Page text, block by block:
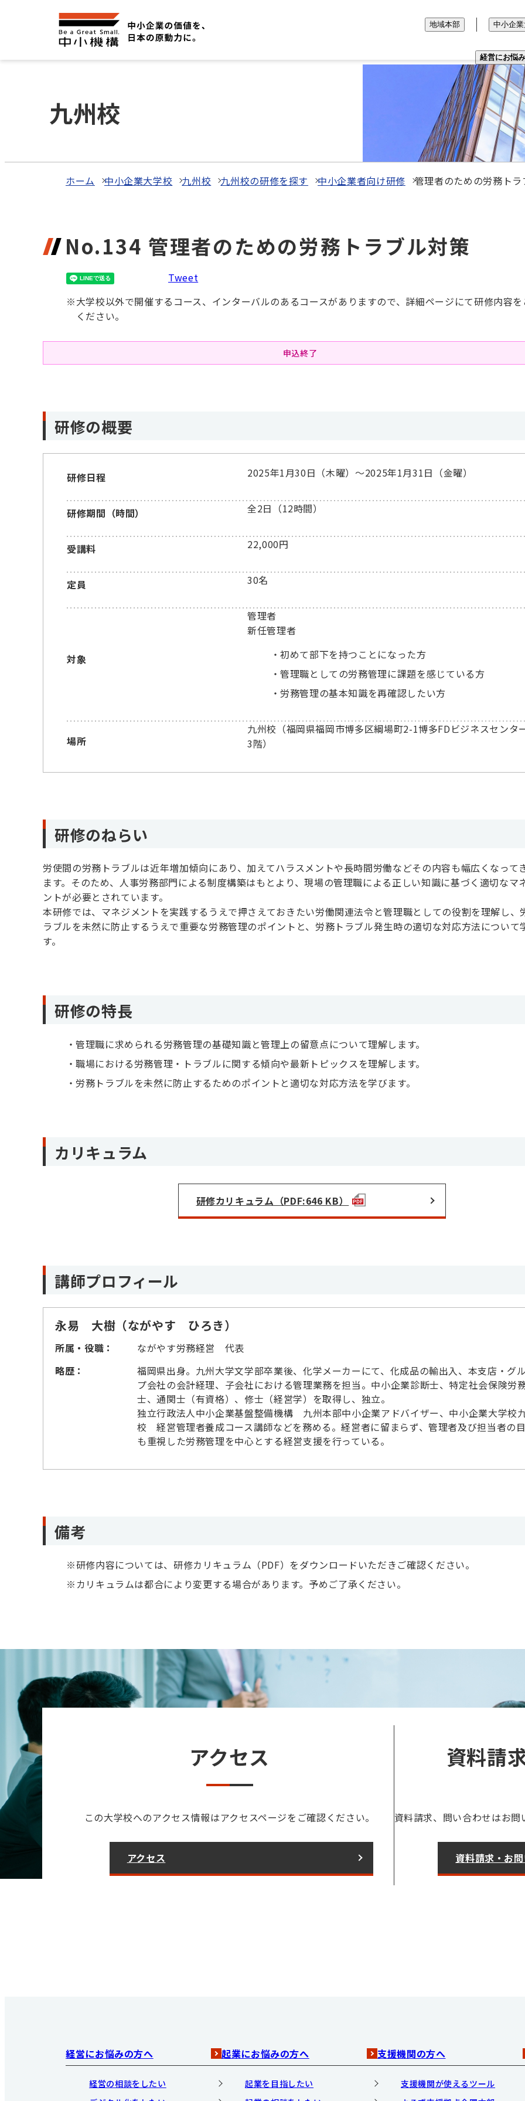
経営にお悩
地域本部 中小企
九州校
ホーム 中小企業大学校 九州校 九州校の研修を探す 中小企業者向け研修 管理者のための労務トラ
No.134 管理者のための労務トラブル対策
Tweet
※大学校以外で開催するコース、インターバルのあるコースがありますので、詳細ページにて研修内容
ください。
申込終了
研修の概要
研修日程 2025年1月30日（木曜）〜2025年1月31日（金曜）
研修期間（時間） 全2日（12時間）
受講料 22,000円
定員 30名
対象
管理者
新任管理者
初めて部下を持つことになった方
管理職としての労務管理に課題を感じている方
労務管理の基本知識を再確認したい方
場所
九州校（福岡県福岡市博多区綱場町2-1博多FDビジネスセンタ
3階）
研修のねらい
労使間の労務トラブルは近年増加傾向にあり、加えてハラスメントや長時間労働などその内容も幅広くなって
ます。そのため、人事労務部門による制度構築はもとより、現場の管理職による正しい知識に基づく適切なマ
ントが必要とされています。
本研修では、マネジメントを実践するうえで押さえておきたい労働関連法令と管理職としての役割を理解し、
ラブルを未然に防止するうえで重要な労務管理のポイントと、労務トラブル発生時の適切な対応方法について
す。
研修の特長
管理職に求められる労務管理の基礎知識と管理上の留意点について理解します。
職場における労務管理・トラブルに関する傾向や最新トピックスを理解します。
労務トラブルを未然に防止するためのポイントと適切な対応方法を学びます。
カリキュラム
研修カリキュラム（PDF:646 KB）
講師プロフィール
永易 大樹（ながやす ひろき）
所属・役職：
ながやす労務経営 代表
略歴：
福岡県出身。九州大学文学部卒業後、化学メーカーにて、化成品の輸出入、本支店・グ
プ会社の会計経理、子会社における管理業務を担当。中小企業診断士、特定社会保険労
士、通関士（有資格）、修士（経営学）を取得し、独立。
独立行政法人中小企業基盤整備機構 九州本部中小企業アドバイザー、中小企業大学校
校 経営管理者養成コース講師などを務める。経営者に留まらず、管理者及び担当者の
も重視した労務管理を中心とする経営支援を行っている。
備考
※研修内容については、研修カリキュラム（PDF）をダウンロードいただきご確認ください。
※ カリキュラムは都合により変更する場合があります。予めご了承ください。
アクセス
この大学校へのアクセス情報はアクセスページをご確認ください。
アクセス
資料請
資料請求、問い合わせはお問
資料請求・お
経営にお悩みの方へ
経営の相談をしたい
起業にお悩みの方へ
起業を目指したい
支援機関の方へ
支援機関が使えるツール